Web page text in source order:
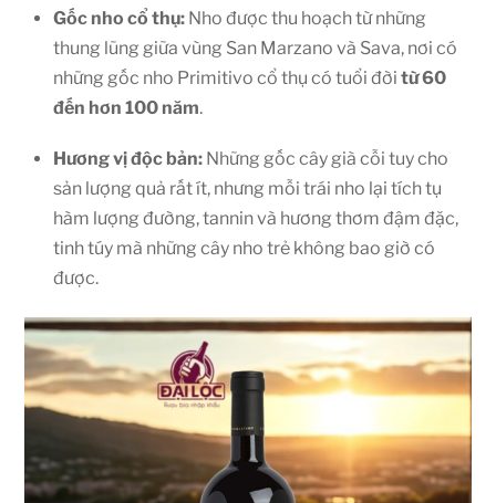
Gốc nho cổ thụ: Nho được thu hoạch từ những
thung lũng giữa vùng San Marzano và Sava, nơi có
những gốc nho Primitivo cổ thụ có tuổi đời từ 60
đến hơn 100 năm.
Hương vị độc bản: Những gốc cây già cỗi tuy cho
sản lượng quả rất ít, nhưng mỗi trái nho lại tích tụ
hàm lượng đường, tannin và hương thơm đậm đặc,
tinh túy mà những cây nho trẻ không bao giờ có
được.